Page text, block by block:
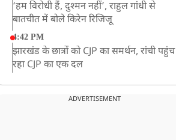
‘हम विरोधी हैं, दुश्मन नहीं’, राहुल गांधी से
बातचीत में बोले किरेन रिजिजू
4:42 PM
झारखंड के छात्रों को CJP का समर्थन, रांची पहुंच
रहा CJP का एक दल
बॉम्बे हाईकोर्ट ने यौन उत्पीड़न मामले में तहलका
ADVERTISEMENT